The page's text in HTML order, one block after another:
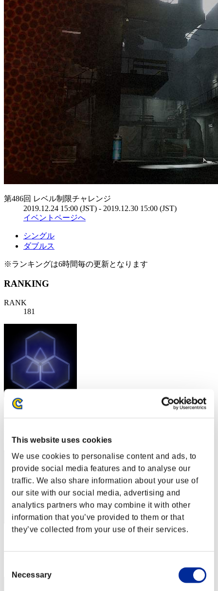
This website uses cookies
We use cookies to personalise content and ads, to
provide social media features and to analyse our
traffic. We also share information about your use of
our site with our social media, advertising and
analytics partners who may combine it with other
information that you’ve provided to them or that
they’ve collected from your use of their services.
Selection
Necessary
第486回 レベル制限チャレンジ
2019.12.24 15:00 (JST) - 2019.12.30 15:00 (JST)
イベントページへ
シングル
ダブルス
※ランキングは6時間毎の更新となります
RANKING
RANK
181
スコア: -
182